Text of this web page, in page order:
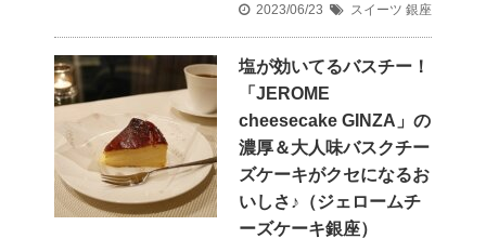
2023/06/23 スイーツ 銀座
塩が効いてるバスチー！
「JEROME
cheesecake GINZA」の
濃厚＆大人味バスクチー
ズケーキがクセになるお
いしさ♪（ジェロームチ
ーズケーキ銀座）